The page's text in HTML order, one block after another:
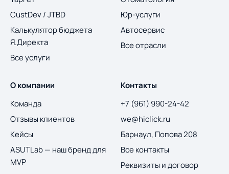
CustDev / JTBD
Калькулятор бюджета
Я.Директа
Все услуги
Юр-услуги
Автосервис
Все отрасли
О компании
Команда
Отзывы клиентов
Кейсы
ASUTLab — наш бренд для
MVP
Контакты
+7 (961) 990-24-42
we@hiclick.ru
Барнаул, Попова 208
Все контакты
Реквизиты и договор